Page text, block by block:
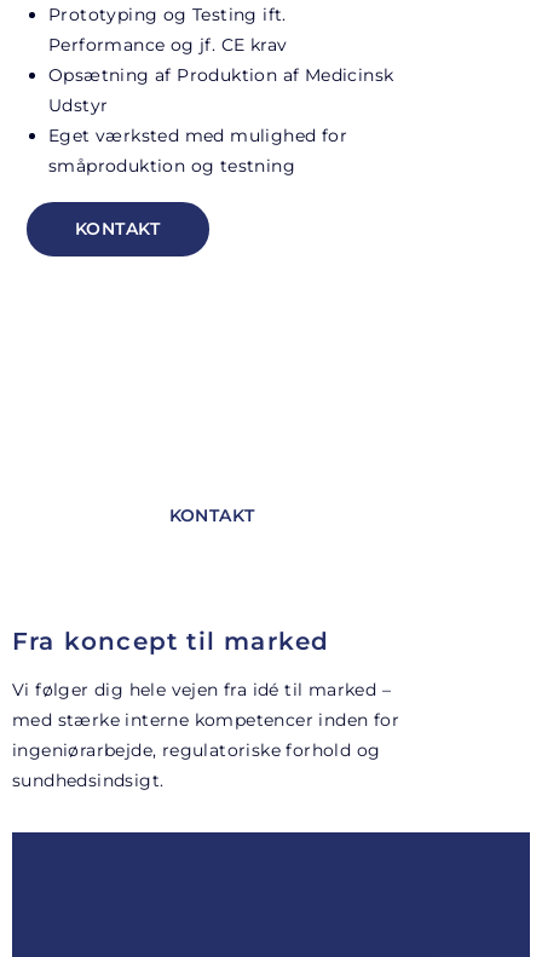
Prototyping og Testing ift.
Performance og jf. CE krav
Opsætning af Produktion af Medicinsk
Udstyr
Eget værksted med mulighed for
småproduktion og testning
KONTAKT
KONTAKT
Fra koncept til marked
Vi følger dig hele vejen fra idé til marked –
med stærke interne kompetencer inden for
ingeniørarbejde, regulatoriske forhold og
sundhedsindsigt.